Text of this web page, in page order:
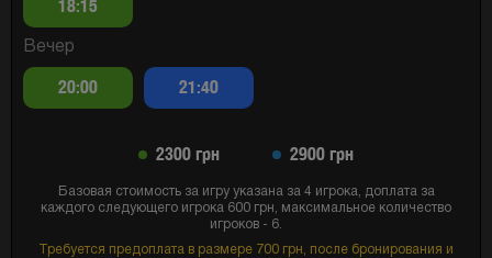
18:15
Вечер
20:00 21:40
2300 грн 2900 грн
Базовая стоимость за игру указана за 4 игрока, доплата за
каждого следующего игрока 600 грн, максимальное количество
игроков - 6.
Требуется предоплата в размере 700 грн, после бронирования и